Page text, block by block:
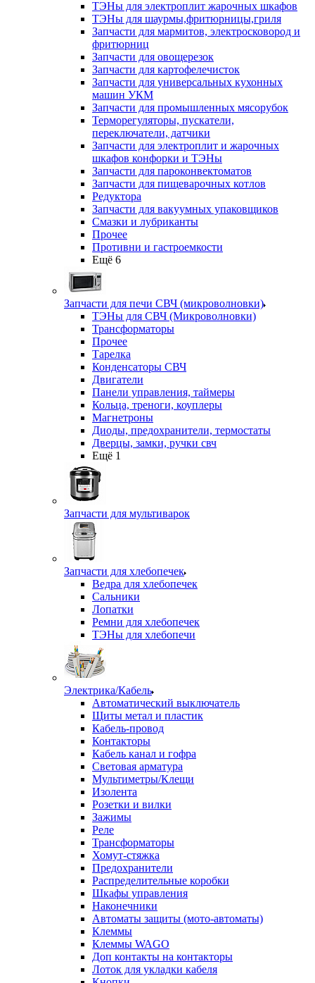
ТЭНы для электроплит жарочных шкафов
ТЭНы для шаурмы,фритюрницы,гриля
Запчасти для мармитов, электросковород и
фритюрниц
Запчасти для овощерезок
Запчасти для картофелечисток
Запчасти для универсальных кухонных
машин УКМ
Запчасти для промышленных мясорубок
Терморегуляторы, пускатели,
переключатели, датчики
Запчасти для электроплит и жарочных
шкафов конфорки и ТЭНы
Запчасти для пароконвектоматов
Запчасти для пищеварочных котлов
Редуктора
Запчасти для вакуумных упаковщиков
Смазки и лубриканты
Прочее
Противни и гастроемкости
Ещё 6
Запчасти для печи СВЧ (микроволновки)
ТЭНы для СВЧ (Микроволновки)
Трансформаторы
Прочее
Тарелка
Конденсаторы СВЧ
Двигатели
Панели управления, таймеры
Кольца, треноги, коуплеры
Магнетроны
Диоды, предохранители, термостаты
Дверцы, замки, ручки свч
Ещё 1
Запчасти для мультиварок
Запчасти для хлебопечек
Ведра для хлебопечек
Сальники
Лопатки
Ремни для хлебопечек
ТЭНы для хлебопечи
Электрика/Кабель
Автоматический выключатель
Щиты метал и пластик
Кабель-провод
Контакторы
Кабель канал и гофра
Световая арматура
Мультиметры/Клещи
Изолента
Розетки и вилки
Зажимы
Реле
Трансформаторы
Хомут-стяжка
Предохранители
Распределительные коробки
Шкафы управления
Наконечники
Автоматы защиты (мото-автоматы)
Клеммы
Клеммы WAGO
Доп контакты на контакторы
Лоток для укладки кабеля